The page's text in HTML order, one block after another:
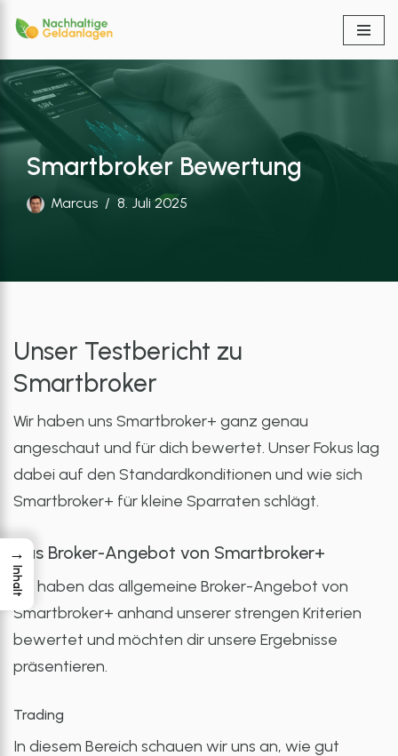
Inhalt
springen
Smartbroker Bewertung
Marcus 8. Juli 2025
Unser Testbericht zu
Smartbroker
Wir haben uns Smartbroker+ ganz genau
angeschaut und für dich bewertet. Unser Fokus lag
dabei auf den Standardkonditionen und wie sich
Smartbroker+ für kleine Sparraten schlägt.
Das Broker-Angebot von Smartbroker+
Wir haben das allgemeine Broker-Angebot von
Smartbroker+ anhand unserer strengen Kriterien
bewertet und möchten dir unsere Ergebnisse
präsentieren.
Trading
In diesem Bereich schauen wir uns an, wie gut
→
Inhalt